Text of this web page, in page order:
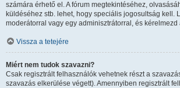
számára érhető el. A fórum megtekintéséhez,
küldéséhez stb. lehet, hogy speciális jogosultság kell.
moderátorral vagy egy adminisztrátorral, és kérelmezd
Vissza a tetejére
Miért nem tudok szavazni?
Csak regisztrált felhasználók vehetnek részt a
szavazás elkerülése végett). Amennyiben regisztrált